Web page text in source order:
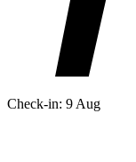
Check-in: 9 Aug